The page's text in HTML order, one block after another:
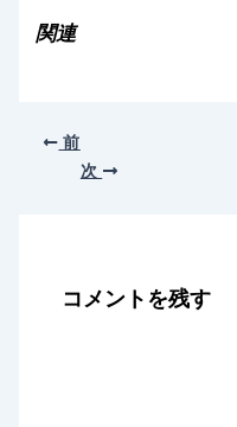
関連
前
次
コメントを残す